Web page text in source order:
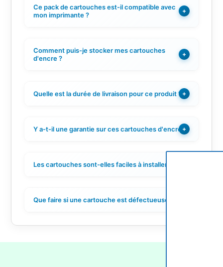
Ce pack de cartouches est-il compatible avec
mon imprimante ?
+
Comment puis-je stocker mes cartouches
d'encre ?
+
Quelle est la durée de livraison pour ce produit ? +
Y a-t-il une garantie sur ces cartouches d'encre ?
+
Les cartouches sont-elles faciles à installer ?
Que faire si une cartouche est défectueuse ?